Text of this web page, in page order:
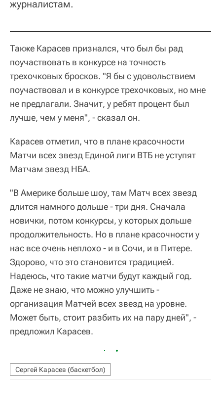
журналистам.
Также Карасев признался, что был бы рад
поучаствовать в конкурсе на точность
трехочковых бросков. "Я бы с удовольствием
поучаствовал и в конкурсе трехочковых, но мне
не предлагали. Значит, у ребят процент был
лучше, чем у меня", - сказал он.
Карасев отметил, что в плане красочности
Матчи всех звезд Единой лиги ВТБ не уступят
Матчам звезд НБА.
"В Америке больше шоу, там Матч всех звезд
длится намного дольше - три дня. Сначала
новички, потом конкурсы, у которых дольше
продолжительность. Но в плане красочности у
нас все очень неплохо - и в Сочи, и в Питере.
Здорово, что это становится традицией.
Надеюсь, что такие матчи будут каждый год.
Даже не знаю, что можно улучшить -
организация Матчей всех звезд на уровне.
Может быть, стоит разбить их на пару дней", -
предложил Карасев.
Сергей Карасев (баскетбол)